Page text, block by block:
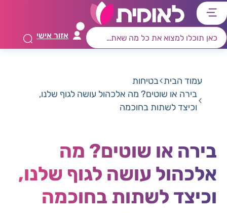
דלג
לתפריט
ראשי
דלג
לרכיב
חיפוש
דלג
לתוכן
מרכזי
דלג
לאזור
קישורים
אזור אישי
עמוד הבית בטיחות
בירה או שוטים? מה אלכהול עושה לגוף שלנו,
וכיצד לשתות בחוכמה
בירה או שוטים? מה
אלכהול עושה לגוף שלנו,
וכיצד לשתות בחוכמה